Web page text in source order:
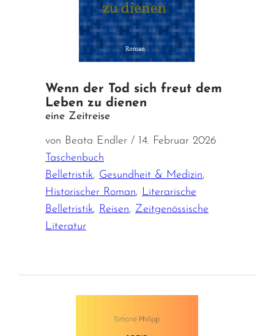
Wenn der Tod sich freut dem
Leben zu dienen
eine Zeitreise
von Beata Endler / 14. Februar 2026
Taschenbuch
Belletristik, Gesundheit & Medizin,
Historischer Roman, Literarische
Belletristik, Reisen, Zeitgenössische
Literatur